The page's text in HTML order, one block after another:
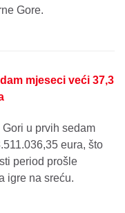
Gore.
mjeseci veći 37,3
u prvih sedam
eura, što
period prošle
igre na sreću.